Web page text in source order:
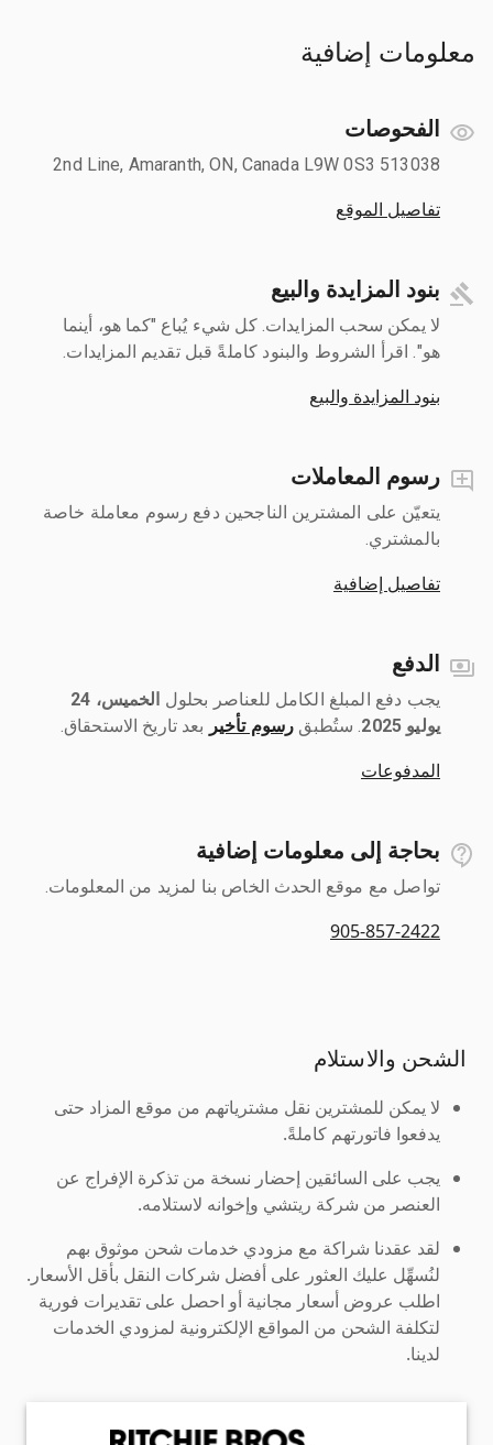
معلومات إضافية
الفحوصات
513038 2nd Line, Amaranth, ON, Canada L9W 0S3
تفاصيل الموقع
بنود المزايدة والبيع
لا يمكن سحب المزايدات. كل شيء يُباع "كما هو، أينما
هو". اقرأ الشروط والبنود كاملةً قبل تقديم المزايدات.
بنود المزايدة والبيع
رسوم المعاملات
يتعيّن على المشترين الناجحين دفع رسوم معاملة خاصة
بالمشتري.
تفاصيل إضافية
الدفع
يجب دفع المبلغ الكامل للعناصر بحلول ‎
الخميس، 24
يوليو 2025
رسوم تأخير بعد تاريخ الاستحقاق.
المدفوعات
بحاجة إلى معلومات إضافية
تواصل مع موقع الحدث الخاص بنا لمزيد من المعلومات.
905-857-2422
الشحن والاستلام
لا يمكن للمشترين نقل مشترياتهم من موقع المزاد حتى
يدفعوا فاتورتهم كاملةً.
يجب على السائقين إحضار نسخة من تذكرة الإفراج عن
العنصر من شركة ريتشي وإخوانه لاستلامه.
لقد عقدنا شراكة مع مزودي خدمات شحن موثوق بهم
لنُسهِّل عليك العثور على أفضل شركات النقل بأقل الأسعار.
اطلب عروض أسعار مجانية أو احصل على تقديرات فورية
لتكلفة الشحن من المواقع الإلكترونية لمزودي الخدمات
لدينا.